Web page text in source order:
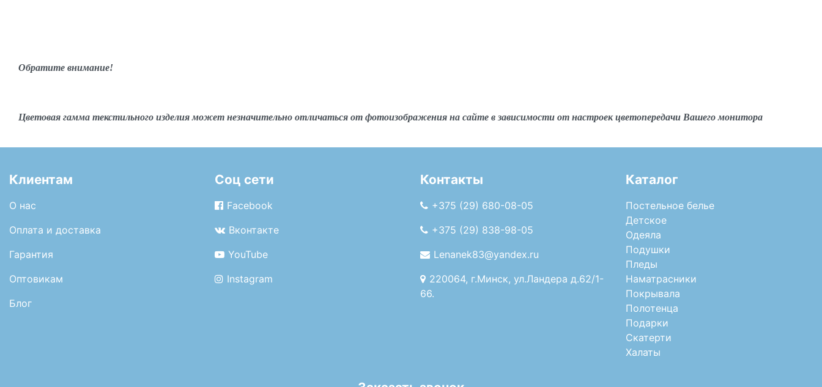
Обратите внимание!
Цветовая гамма текстильного изделия может незначительно отличаться от фотоизображения на сайте в зависимости от настроек цветопередачи Вашего монитора
Клиентам
О нас
Оплата и доставка
Гарантия
Оптовикам
Блог
Соц сети
Facebook
Вконтакте
YouTube
Instagram
Контакты
+375 (29) 680-08-05
+375 (29) 838-98-05
Lenanek83@yandex.ru
220064, г.Минск, ул.Ландера д.62/1-
66.
Каталог
Постельное белье
Детское
Одеяла
Подушки
Пледы
Наматрасники
Покрывала
Полотенца
Подарки
Скатерти
Халаты